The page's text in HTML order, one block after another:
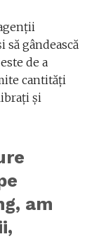
gândească
de a
cantități
și
am